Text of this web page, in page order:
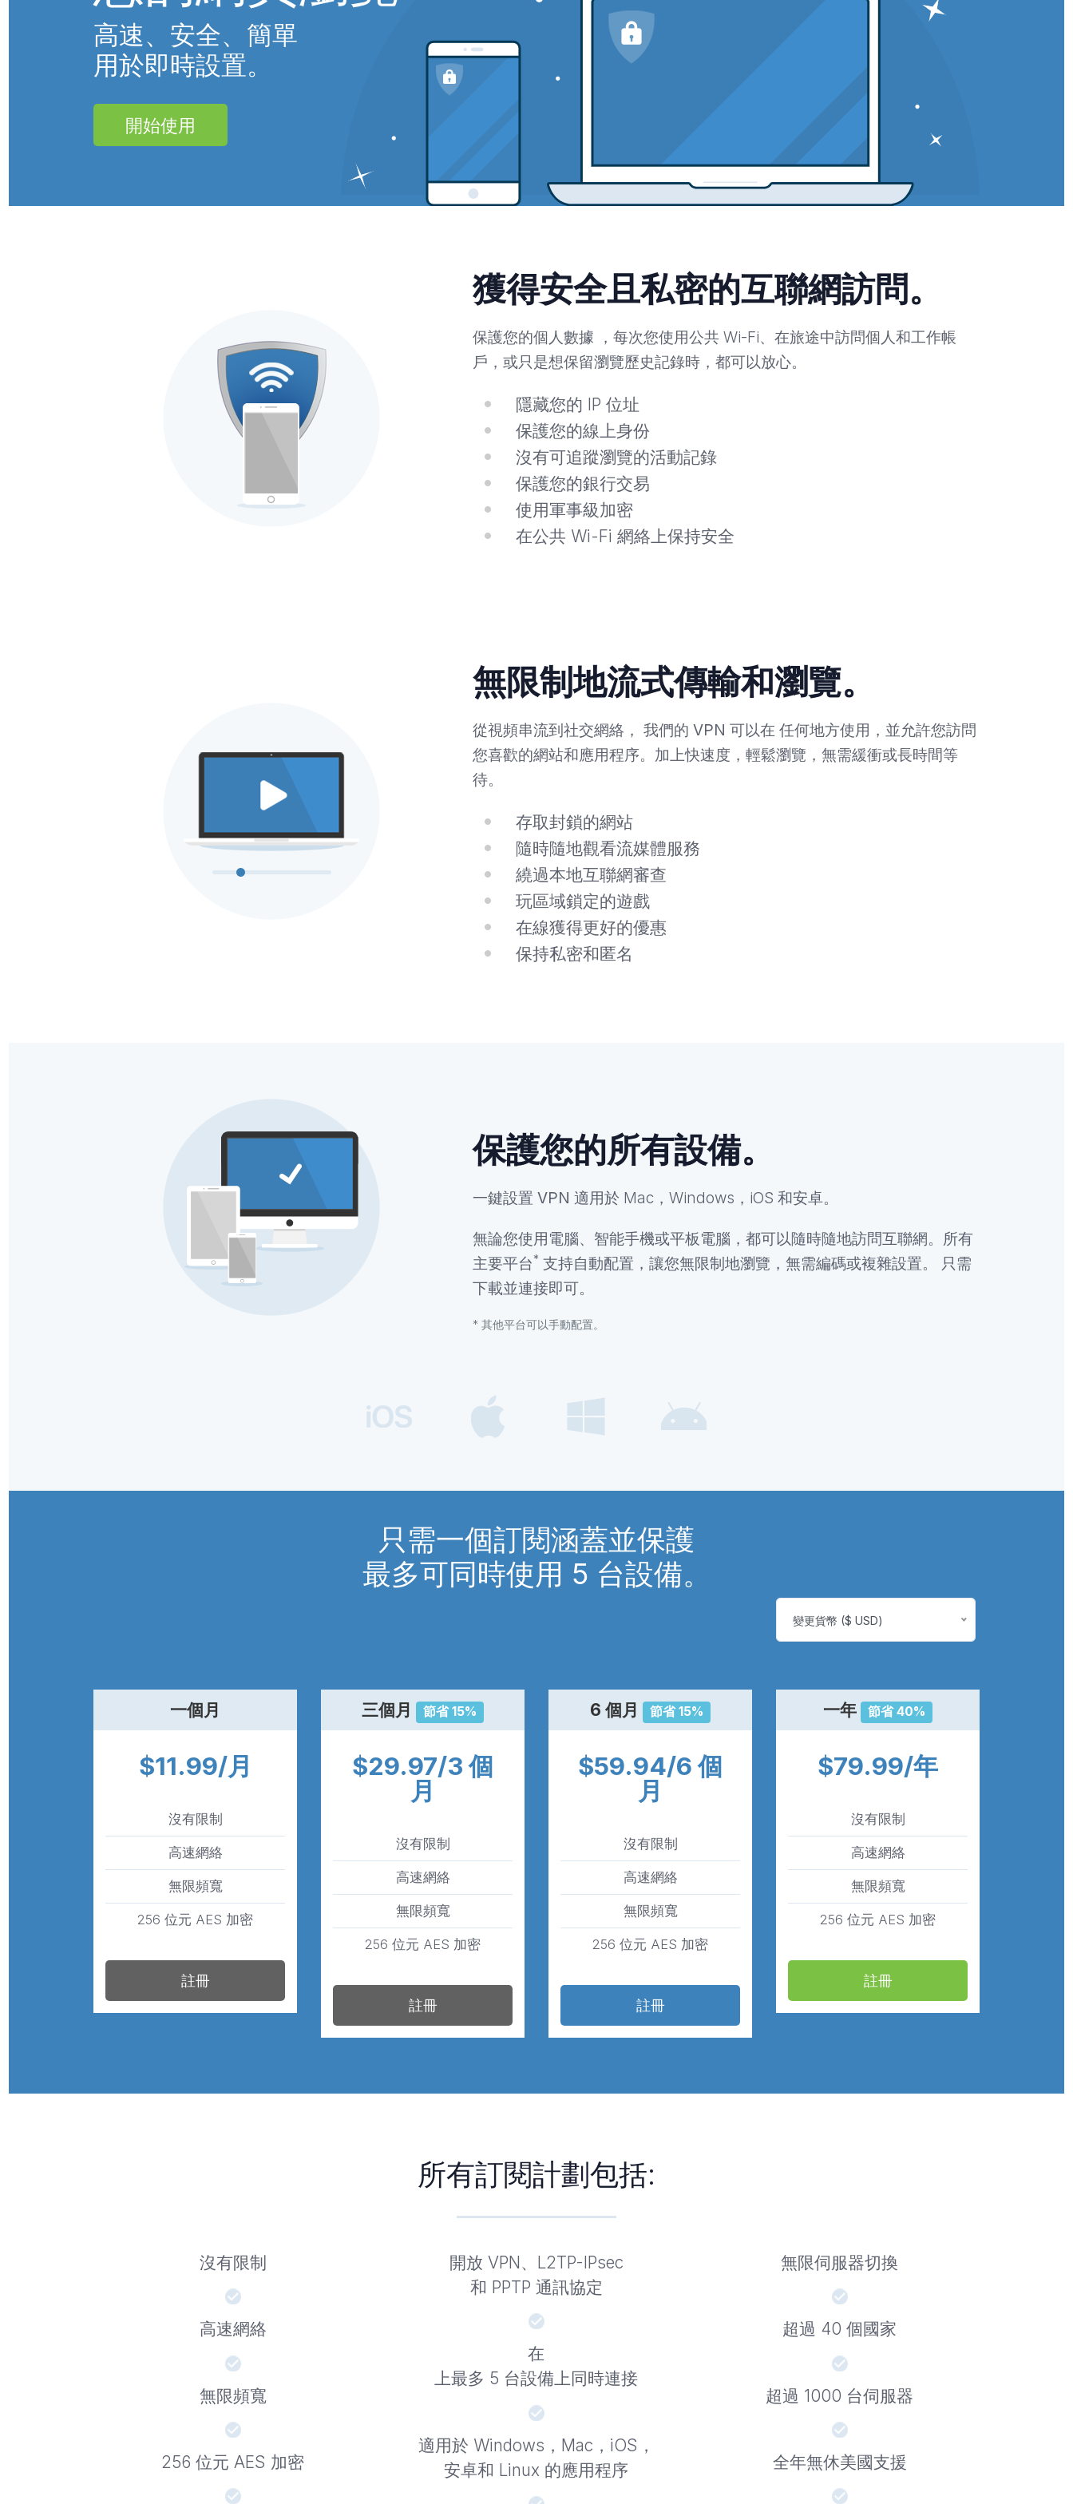
高速、安全、簡單
用於即時設置。
開始使用
獲得安全且私密的互聯網訪問。
保護您的個人數據 ，每次您使用公共 Wi-Fi、在旅途中訪問個人和工作帳
戶，或只是想保留瀏覽歷史記錄時，都可以放心。
隱藏您的 IP 位址
保護您的線上身份
沒有可追蹤瀏覽的活動記錄
保護您的銀行交易
使用軍事級加密
在公共 Wi-Fi 網絡上保持安全
無限制地流式傳輸和瀏覽。
從視頻串流到社交網絡， 我們的 VPN 可以在 任何地方使用，並允許您訪問
您喜歡的網站和應用程序。加上快速度，輕鬆瀏覽，無需緩衝或長時間等
待。
存取封鎖的網站
隨時隨地觀看流媒體服務
繞過本地互聯網審查
玩區域鎖定的遊戲
在線獲得更好的優惠
保持私密和匿名
保護您的所有設備。
一鍵設置 VPN 適用於 Mac，Windows，iOS 和安卓。
無論您使用電腦、智能手機或平板電腦，都可以隨時隨地訪問互聯網。所有
主要平台* 支持自動配置，讓您無限制地瀏覽，無需編碼或複雜設置。 只需
下載並連接即可。
* 其他平台可以手動配置。
只需一個訂閱涵蓋並保護
最多可同時使用 5 台設備。
變更貨幣 ($ USD)
一個月
$11.99/月
沒有限制
高速網絡
無限頻寬
256 位元 AES 加密
註冊
三個月 節省 15%
$29.97/3 個
月
沒有限制
高速網絡
無限頻寬
256 位元 AES 加密
註冊
6 個月 節省 15%
$59.94/6 個
月
沒有限制
高速網絡
無限頻寬
256 位元 AES 加密
註冊
一年 節省 40%
$79.99/年
沒有限制
高速網絡
無限頻寬
256 位元 AES 加密
註冊
所有訂閱計劃包括:
沒有限制
高速網絡
無限頻寬
256 位元 AES 加密
開放 VPN、L2TP-IPsec
和 PPTP 通訊協定
在
上最多 5 台設備上同時連接
適用於 Windows，Mac，iOS，
安卓和 Linux 的應用程序
無限伺服器切換
超過 40 個國家
超過 1000 台伺服器
全年無休美國支援